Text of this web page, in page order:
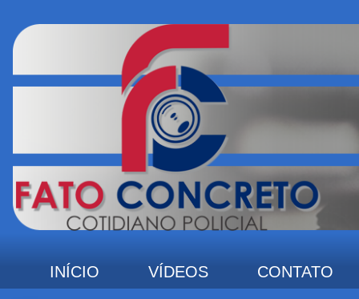
INÍCIO VÍDEOS CONTATO